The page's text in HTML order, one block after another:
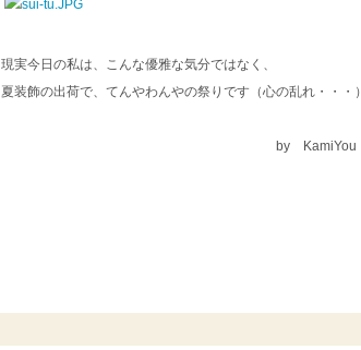
現実今日の私は、こんな優雅な気分ではなく、
夏装飾の出荷で、てんやわんやの祭りです（心の乱れ・・・）
by KamiYou